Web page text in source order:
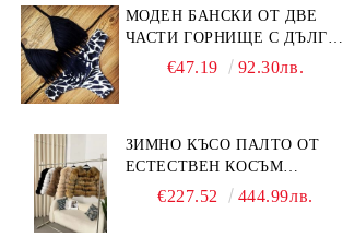
МОДЕН БАНСКИ ОТ ДВЕ
ЧАСТИ ГОРНИЩЕ С ДЪЛГИ
РЕСНИ€47.19 92.30лв.
ЗИМНО КЪСО ПАЛТО ОТ
ЕСТЕСТВЕН КОСЪМ
ЛИСИЦА
€227.52 444.99лв.